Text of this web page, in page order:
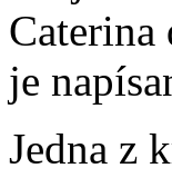
Caterina
je
Jedna z